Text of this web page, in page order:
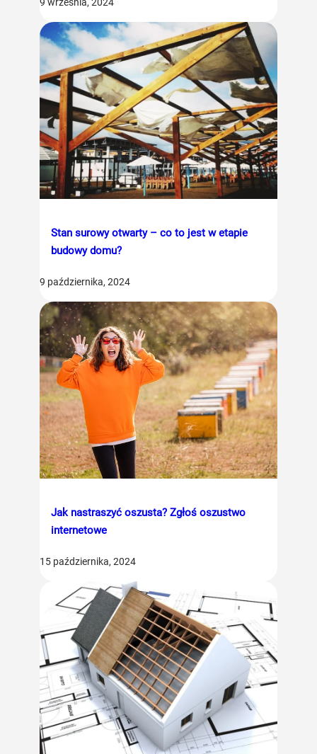
9 września, 2024
Stan surowy otwarty – co to jest w etapie
budowy domu?
9 października, 2024
Jak nastraszyć oszusta? Zgłoś oszustwo
internetowe
15 października, 2024